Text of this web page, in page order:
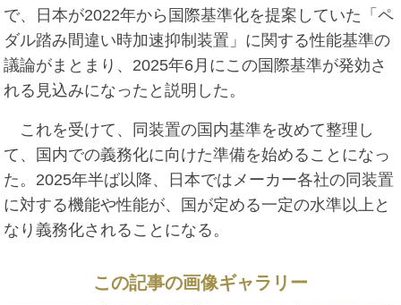
で、日本が2022年から国際基準化を提案していた「ペ
ダル踏み間違い時加速抑制装置」に関する性能基準の
議論がまとまり、2025年6月にこの国際基準が発効さ
れる見込みになったと説明した。
これを受けて、同装置の国内基準を改めて整理し
て、国内での義務化に向けた準備を始めることになっ
た。2025年半ば以降、日本ではメーカー各社の同装置
に対する機能や性能が、国が定める一定の水準以上と
なり義務化されることになる。
この記事の画像ギャラリー